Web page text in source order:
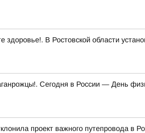
здоровье!. В Ростовской области
Сегодня в России — День
проект важного путепровода в